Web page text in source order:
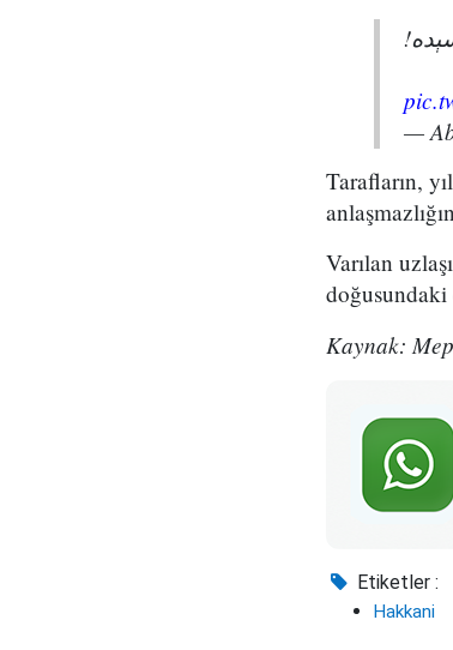
—
Tarafların,
Varılan
Kaynak:
Etiketler :
Hakkani